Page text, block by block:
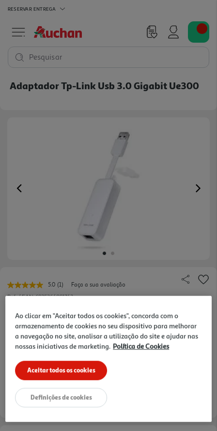
RESERVAR ENTREGA
Pesquisar
Adaptador Tp-Link Usb 3.0 Gigabit Ue300
Previous
5.0 Leu
uma
Link
para
a
mesma
página.
(1)
Faça a sua avaliação
Ref. / EAN:6935364091743
19,99 €
Entrega estimada entre 17/08/2026 e 18/08/2026
Ao clicar em "Aceitar todos os cookies", concorda com o
armazenamento de cookies no seu dispositivo para melhorar
a navegação no site, analisar a utilização do site e ajudar nas
nossas iniciativas de marketing. Política de Cookies
Aceitar todos os cookies
Definições de cookies